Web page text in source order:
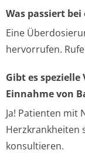
Was passiert
Eine
hervorrufen.
Gibt es
Einnahme von
Ja! Patienten
Herzkrankheiten
konsultieren.